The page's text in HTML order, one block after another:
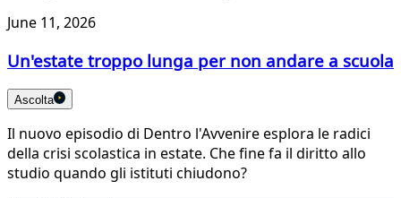
June 11, 2026
Un'estate troppo lunga per non andare a scuola
Ascolta
Il nuovo episodio di Dentro l'Avvenire esplora le radici
della crisi scolastica in estate. Che fine fa il diritto allo
studio quando gli istituti chiudono?